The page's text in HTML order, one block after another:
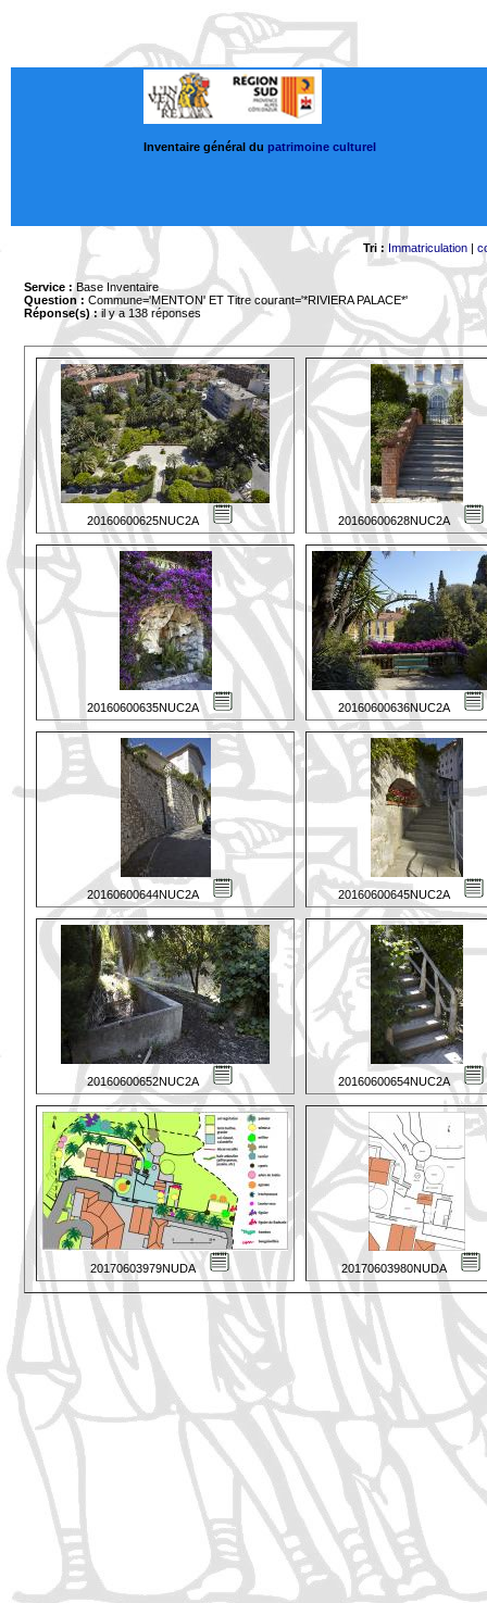
Inventaire général du patrimoine culturel
Tri : Immatriculation|
Service : Base Inventaire
Question : Commune='MENTON' ET Titre courant='*RIVIERA PALACE*'
Réponse(s) :il y a 138 réponses
20160600625NUC2A 20160600628NUC2A
20160600635NUC2A 20160600636NUC2A
20160600644NUC2A 20160600645NUC2A
20160600652NUC2A 20160600654NUC2A
20170603979NUDA 20170603980NUDA